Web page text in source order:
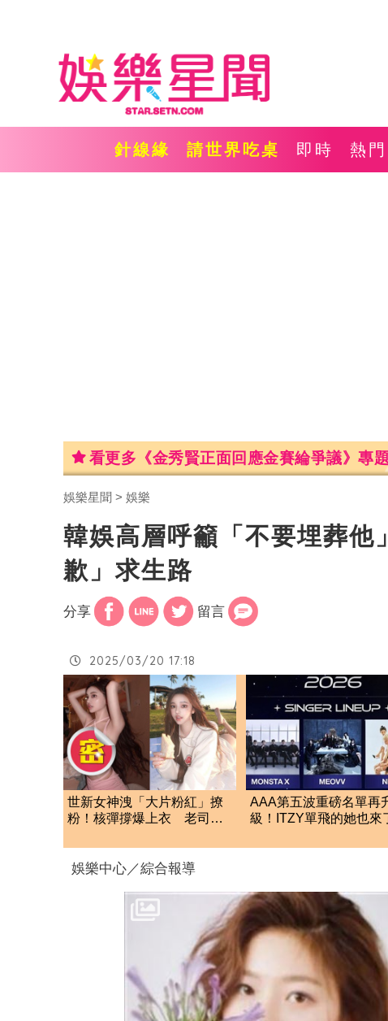
針線緣 請世界吃桌 即時 熱門
看更多《金秀賢正面回應金賽綸爭議》專題
娛樂星聞 娛樂
韓娛高層呼籲「不要埋葬
歉」求生路
分享 留言
2025/03/20 17:18
世新女神洩「大片粉紅」撩
粉！核彈撐爆上衣 老司機
AAA第五波重磅名單再
級！ITZY單飛的她也
娛樂中心／綜合報導